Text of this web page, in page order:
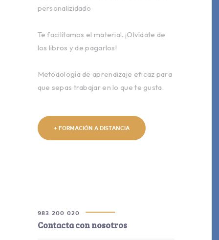
personalizidado
Te facilitamos el material. ¡Olvídate de
los libros y de pagarlos!
Metodología de aprendizaje eficaz para
que sepas trabajar en lo que te gusta.
+ FORMACIÓN A DISTANCIA
983 200 020
Contacta con nosotros